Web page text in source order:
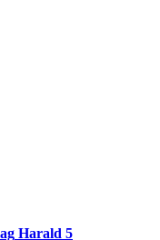
Harald 5